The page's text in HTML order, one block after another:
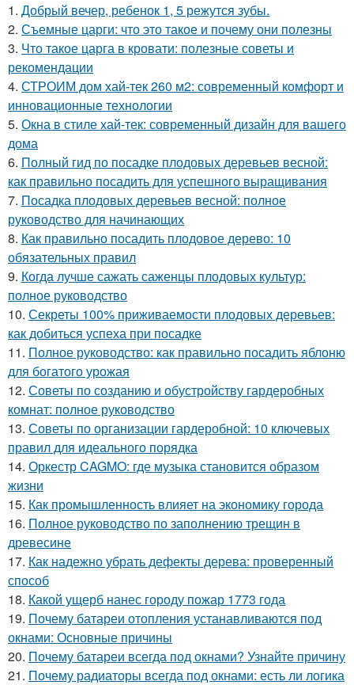
1. Добрый вечер, ребенок 1, 5 режутся зубы.
2. Съемные царги: что это такое и почему они полезны
3. Что такое царга в кровати: полезные советы и
рекомендации
4. СТРОИМ дом хай-тек 260 м2: современный комфорт и
инновационные технологии
5. Окна в стиле хай-тек: современный дизайн для вашего
дома
6. Полный гид по посадке плодовых деревьев весной:
как правильно посадить для успешного выращивания
7. Посадка плодовых деревьев весной: полное
руководство для начинающих
8. Как правильно посадить плодовое дерево: 10
обязательных правил
9. Когда лучше сажать саженцы плодовых культур:
полное руководство
10. Секреты 100% приживаемости плодовых деревьев:
как добиться успеха при посадке
11. Полное руководство: как правильно посадить яблоню
для богатого урожая
12. Советы по созданию и обустройству гардеробных
комнат: полное руководство
13. Советы по организации гардеробной: 10 ключевых
правил для идеального порядка
14. Оркестр CAGMO: где музыка становится образом
жизни
15. Как промышленность влияет на экономику города
16. Полное руководство по заполнению трещин в
древесине
17. Как надежно убрать дефекты дерева: проверенный
способ
18. Какой ущерб нанес городу пожар 1773 года
19. Почему батареи отопления устанавливаются под
окнами: Основные причины
20. Почему батареи всегда под окнами? Узнайте причину
21. Почему радиаторы всегда под окнами: есть ли логика